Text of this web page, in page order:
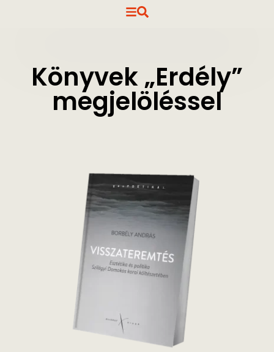
Könyvek „Erdély”
megjelöléssel